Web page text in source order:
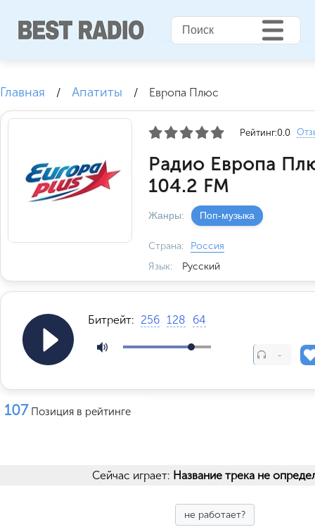
Главная / Апатиты / Европа Плюс
Рейтинг:0.0
Радио Европа
104.2 FM
Жанры: Поп-музыка
Страна:
Россия
Язык:
Русский
Битрейт: 256 128 64
-
107 Позиция в рейтинге
Сейчас играет: Название трека не
не работает?